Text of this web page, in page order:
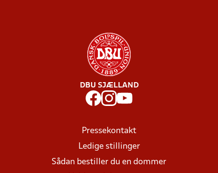
DBU SJÆLLAND
Pressekontakt
Ledige stillinger
Sådan bestiller du en dommer